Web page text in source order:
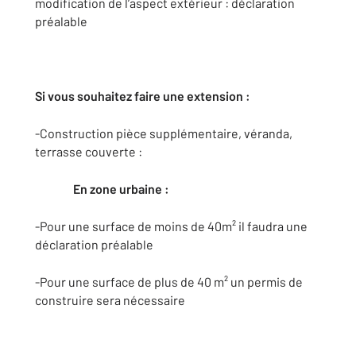
préalable
Si vous souhaitez faire une extension :
-Construction pièce supplémentaire, véranda,
terrasse couverte :
En zone urbaine :
-Pour une surface de moins de 40m² il faudra une
déclaration préalable
-Pour une surface de plus de 40 m² un permis de
construire sera nécessaire